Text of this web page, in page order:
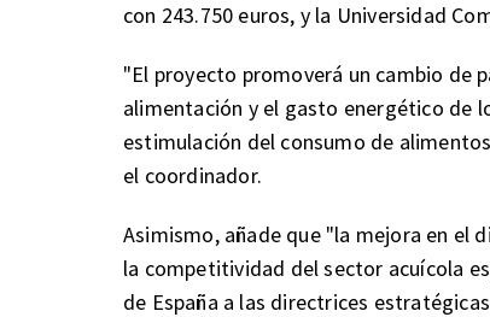
con 243.750 euros, y la Universidad
"El proyecto promoverá un cambio de
alimentación y el gasto energético de
estimulación del consumo de
el coordinador.
Asimismo, añade que "la mejora en el
la competitividad del sector acuícola
de España a las directrices